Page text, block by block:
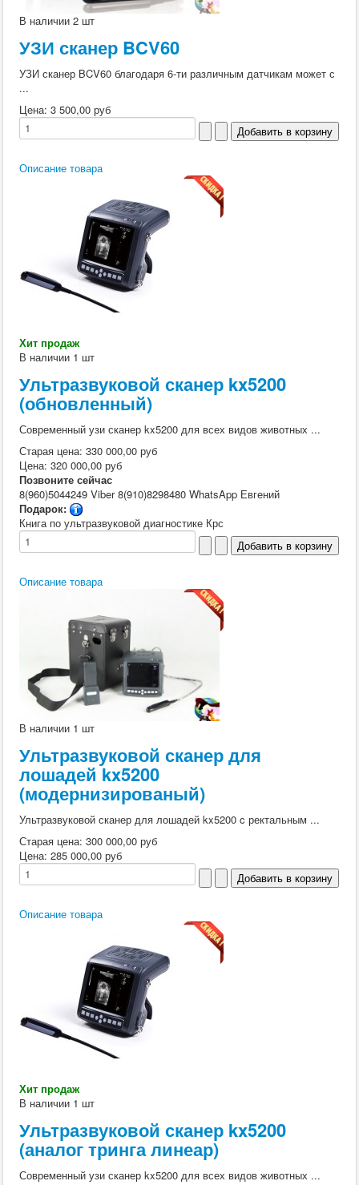
В наличии 2 шт
УЗИ сканер BCV60
УЗИ сканер BCV60 благодаря 6-ти различным датчикам может с
...
Цена: 3 500,00 руб
Описание товара
Хит продаж
В наличии 1 шт
Ультразвуковой сканер kx5200
(обновленный)
Современный узи сканер kx5200 для всех видов животных ...
Старая цена: 330 000,00 руб
Цена: 320 000,00 руб
Позвоните сейчас
8(960)5044249 Viber 8(910)8298480 WhatsApp Евгений
Подарок:
Книга по ультразвуковой диагностике Крс
Описание товара
В наличии 1 шт
Ультразвуковой сканер для
лошадей kx5200
(модернизированый)
Ультразвуковой сканер для лошадей kx5200 c ректальным ...
Старая цена: 300 000,00 руб
Цена: 285 000,00 руб
Описание товара
Хит продаж
В наличии 1 шт
Ультразвуковой сканер kx5200
(аналог тринга линеар)
Современный узи сканер kx5200 для всех видов животных ...